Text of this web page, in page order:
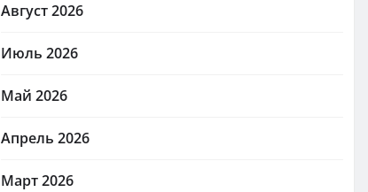
Август 2026
Июль 2026
Май 2026
Апрель 2026
Март 2026